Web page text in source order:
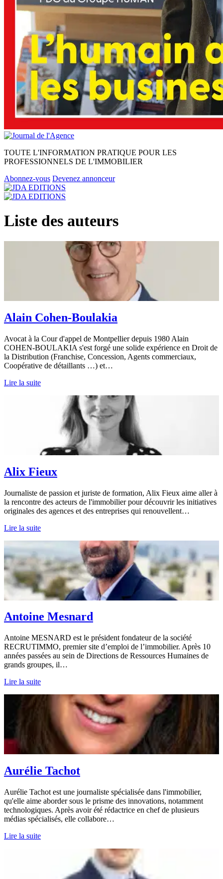
TOUTE L'INFORMATION PRATIQUE POUR LES
PROFESSIONNELS DE L'IMMOBILIER
Abonnez-vous Devenez annonceur
Liste des auteurs
Alain Cohen-Boulakia
Avocat à la Cour d'appel de Montpellier depuis 1980 Alain
COHEN-BOULAKIA s'est forgé une solide expérience en Droit de
la Distribution (Franchise, Concession, Agents commerciaux,
Coopérative de détaillants …) et…
Lire la suite
Alix Fieux
Journaliste de passion et juriste de formation, Alix Fieux aime aller à
la rencontre des acteurs de l'immobilier pour découvrir les initiatives
originales des agences et des entreprises qui renouvellent…
Lire la suite
Antoine Mesnard
Antoine MESNARD est le président fondateur de la société
RECRUTIMMO, premier site d’emploi de l’immobilier. Après 10
années passées au sein de Directions de Ressources Humaines de
grands groupes, il…
Lire la suite
Aurélie Tachot
Aurélie Tachot est une journaliste spécialisée dans l'immobilier,
qu'elle aime aborder sous le prisme des innovations, notamment
technologiques. Après avoir été rédactrice en chef de plusieurs
médias spécialisés, elle collabore…
Lire la suite